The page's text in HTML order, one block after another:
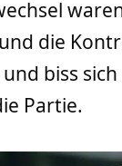
die
biss
Partie.